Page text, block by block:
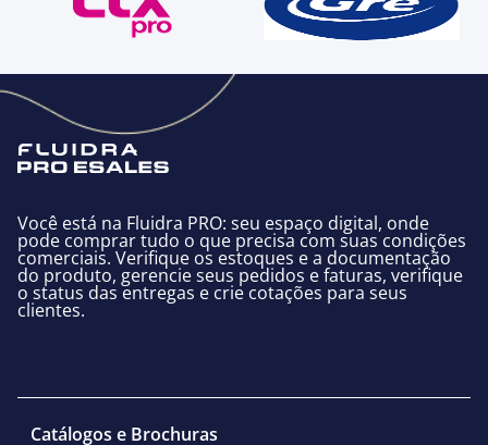
Você está na Fluidra PRO: seu espaço digital, onde
pode comprar tudo o que precisa com suas condições
comerciais. Verifique os estoques e a documentação
do produto, gerencie seus pedidos e faturas, verifique
o status das entregas e crie cotações para seus
clientes.
Catálogos e Brochuras